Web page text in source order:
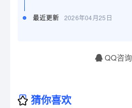
最近更新 2026年04月25日
QQ咨询
猜你喜欢